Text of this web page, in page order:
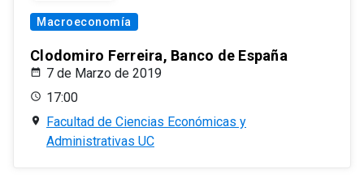
Macroeconomía
Clodomiro Ferreira, Banco de España
7 de Marzo de 2019
17:00
Facultad de Ciencias Económicas y
Administrativas UC